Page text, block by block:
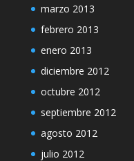
marzo 2013
febrero 2013
enero 2013
diciembre 2012
octubre 2012
septiembre 2012
agosto 2012
julio 2012